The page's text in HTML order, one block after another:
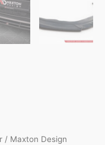
/ Maxton Design